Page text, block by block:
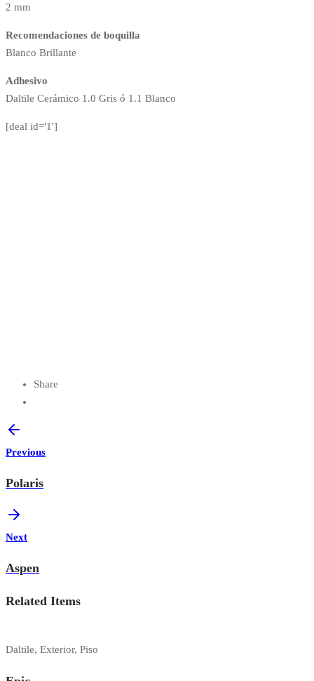
2 mm
Recomendaciones de boquilla
Blanco Brillante
Adhesivo
Daltile Cerámico 1.0 Gris ó 1.1 Blanco
[deal id='1']
Share
Previous
Polaris
Next
Aspen
Related Items
Daltile, Exterior, Piso